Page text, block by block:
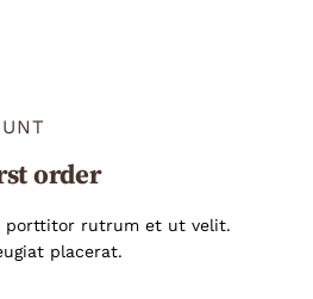
order
porttitor rutrum et ut velit.
placerat.